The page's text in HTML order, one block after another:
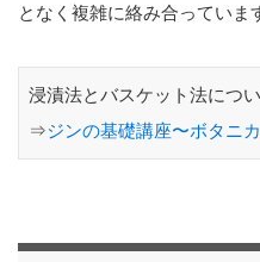
となく複雑に絡み合っていま
浸漬法とバスケット法につ
⇒ジンの基礎講座〜ボタニ